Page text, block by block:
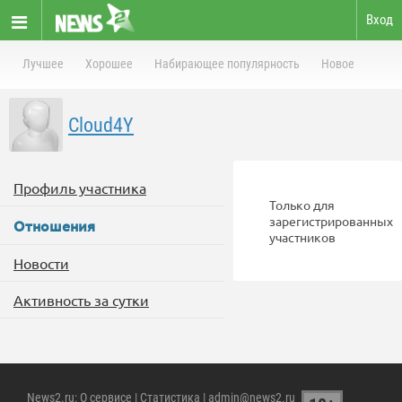
Вход
Лучшее Хорошее Набирающее популярность Новое
Cloud4Y
Профиль участника
Отношения
Новости
Активность за сутки
Только для
зарегистрированных
участников
News2.ru: О сервисе | Статистика | admin@news2.ru